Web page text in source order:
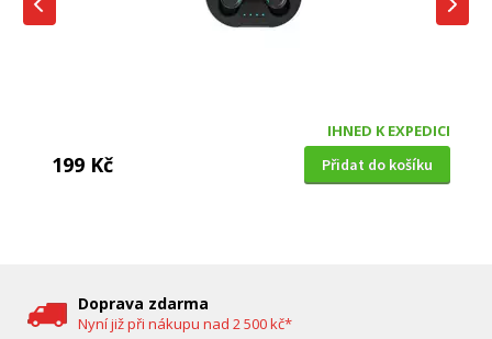
IHNED K EXPEDICI
199 Kč Přidat do košíku
Doprava zdarma
Nyní již při nákupu nad 2 500 kč*